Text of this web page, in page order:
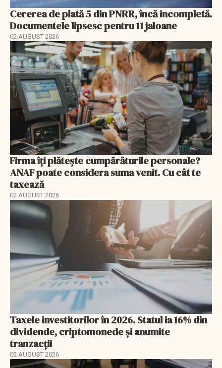
Cererea de plată 5 din PNRR, încă incompletă.
Documentele lipsesc pentru 11 jaloane
02 AUGUST 2026
Firma îți plătește cumpărăturile personale?
ANAF poate considera suma venit. Cu cât te
taxează
02 AUGUST 2026
Taxele investitorilor în 2026. Statul ia 16% din
dividende, criptomonede și anumite
tranzacții
02 AUGUST 2026